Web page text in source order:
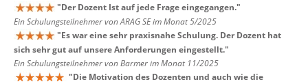
"Der Dozent Ist auf jede Frage eingegangen."
Ein Schulungsteilnehmer von ARAG SE im Monat 5/2025
"Es war eine sehr praxisnahe Schulung. Der Dozent hat
sich sehr gut auf unsere Anforderungen eingestellt."
Ein Schulungsteilnehmer von Barmer im Monat 11/2025
"Die Motivation des Dozenten und auch wie die